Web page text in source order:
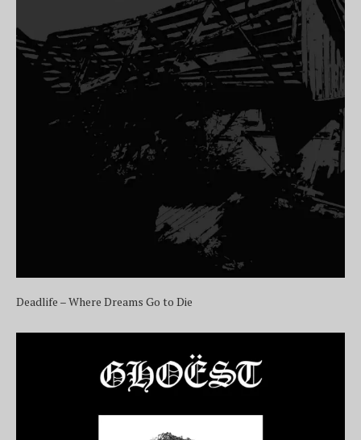
Deadlife – Where Dreams Go to Die